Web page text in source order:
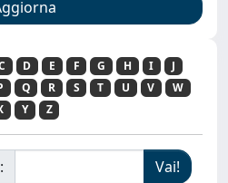
D E F G H I
J
Q R S T U V
W
Y Z